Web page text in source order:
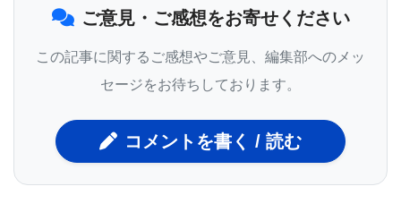
iPS細胞由来の心筋細胞移植による治療アプローチ
ウィスコンシン大学のマリナ・エンボルグ博士
（Marina Emborg, MD, PhD）とメイヨー・クリニ
ックのティモシー・ネルソン博士（Timothy Nelson,
MD, PhD）の研究チーム は、iPS細胞から作製した
心筋細胞を移植し、右心室の機能回復を促進する治
ご意見・ご感想をお寄せください
この記事に関するご感想やご意見、編集部へのメッ
セージをお待ちしております。
コメントを書く / 読む